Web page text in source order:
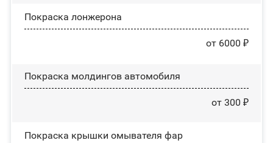
Покраска лонжерона
от 6000 ₽
Покраска молдингов автомобиля
от 300 ₽
Покраска крышки омывателя фар